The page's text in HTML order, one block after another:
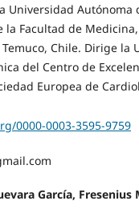
Universidad Autónoma
la Facultad de
Temuco, Chile. Dirige la
del Centro de
Europea de
0000-0003-3595-9759
García, Fresenius